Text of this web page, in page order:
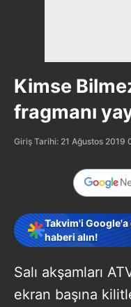
Kimse
fragmanı
Giriş Tarihi: 21 Ağustos 2019
Takvim'i
haberi alın!
Salı akşamları
ekran başına